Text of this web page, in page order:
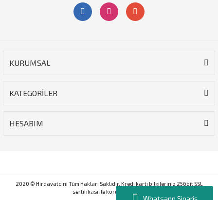
Whatsapp Sipariş
KURUMSAL
KATEGORİLER
HESABIM
2020 © Hirdavatcini Tüm Hakları Saklıdır. Kredi kartı bilgileriniz 256bit SSL
sertifikası ile korunmaktadır.